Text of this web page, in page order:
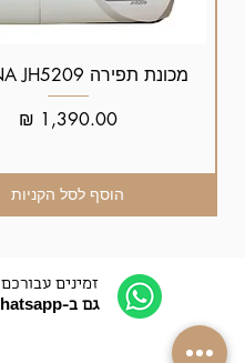
מכונת תפירה KATANA JH5209
מחיר‏1,390.00 ‏₪
הוסף לסל הקניות
זמינים עבורכם
גם ב-whatsapp